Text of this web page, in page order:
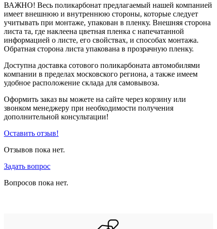
ВАЖНО! Весь поликарбонат предлагаемый нашей компанией
имеет внешнюю и внутреннюю стороны, которые следует
учитывать при монтаже, упакован в пленку. Внешняя сторона
листа та, где наклеена цветная пленка с напечатанной
информацией о листе, его свойствах, и способах монтажа.
Обратная сторона листа упакована в прозрачную пленку.
Доступна доставка сотового поликарбоната автомобилями
компании в пределах московского региона, а также имеем
удобное расположение склада для самовывоза.
Оформить заказ вы можете на сайте через корзину или
звонком менеджеру при необходимости получения
дополнительной консультации!
Оставить отзыв!
Отзывов пока нет.
Задать вопрос
Вопросов пока нет.